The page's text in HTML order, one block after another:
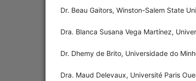
Dr. Beau Gaitors, Winston-Salem State
Dra. Blanca Susana Vega Martínez,
Dr. Dhemy de Brito, Universidade do
Dra. Maud Delevaux, Université Paris